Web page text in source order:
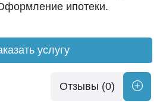
ипотеки.
услугу
Отзывы (0)